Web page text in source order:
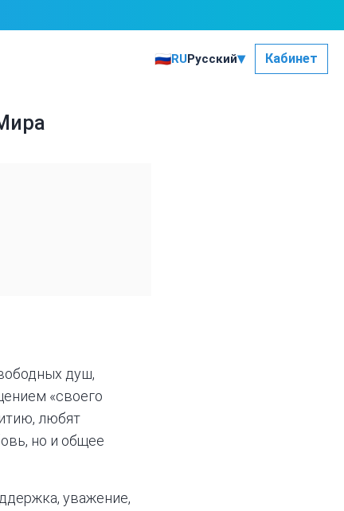
🇷🇺RUРусский▾ Кабинет
душ,
«своего
любят
но и общее
уважение,